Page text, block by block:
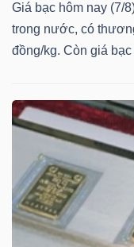
Giá bạc hôm nay (7/
trong nước, có
đồng/kg. Còn giá
viết
của
tác
(-)
Báo
cáo
phân
tích